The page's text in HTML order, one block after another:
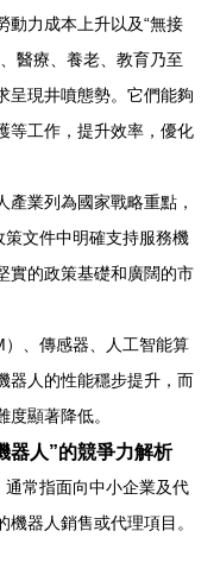
動力成本上升以及“無接
醫療、養老、教育乃至
呈現井噴態勢。它們能夠
等工作，提升效率，優化
產業列為國家戰略重點，
策文件中明確支持服務機
實的政策基礎和廣闊的市
）、傳感器、人工智能算
器人的性能穩步提升，而
顯著降低。
器人”的競爭力解析
通常指面向中小企業及代
器人銷售或代理項目。